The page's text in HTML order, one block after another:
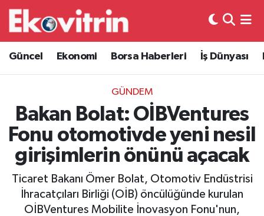
Güncel Ekonomi Borsa Haberleri İş Dünyası
GÜNDEM
Bakan Bolat: OİBVentures
Fonu otomotivde yeni nesil
girişimlerin önünü açacak
Ticaret Bakanı Ömer Bolat, Otomotiv Endüstrisi
İhracatçıları Birliği (OİB) öncülüğünde kurulan
OİBVentures Mobilite İnovasyon Fonu'nun,
Güncel
Ekonomi
Borsa Haberleri
İş Dünyası
Lojistik
Otovitrin
Hava Durumu
Trafik Durumu
Süper Lig Puan Durumu ve Fikstür
Tüm Manşetler
Son Dakika Haberleri
Haber Arşivi